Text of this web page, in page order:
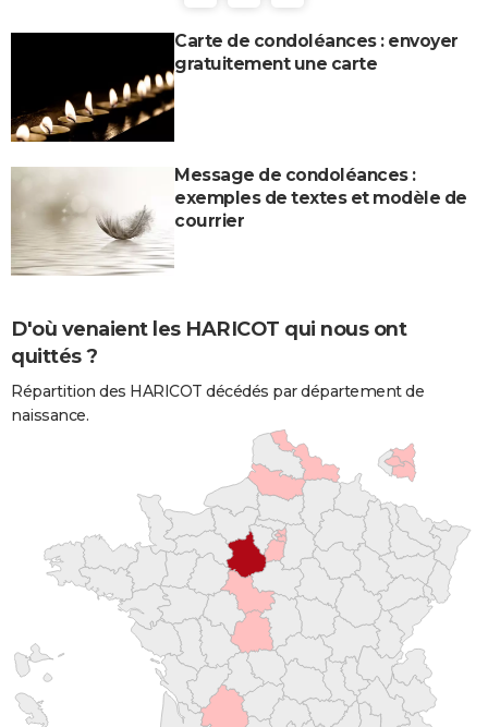
Carte de condoléances : envoyer
gratuitement une carte
Message de condoléances :
exemples de textes et modèle de
courrier
D'où venaient les HARICOT qui nous ont
quittés ?
Répartition des HARICOT décédés par département de
naissance.